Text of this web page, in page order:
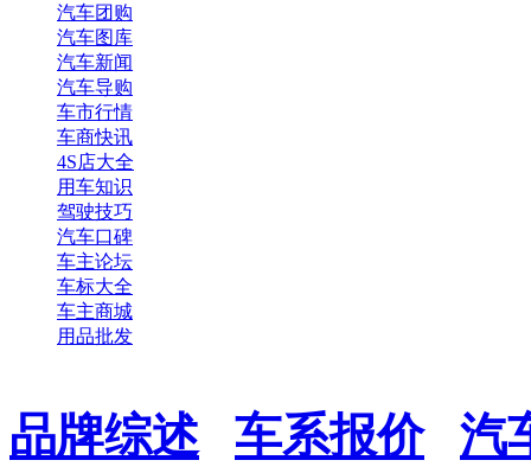
汽车团购
汽车图库
汽车新闻
汽车导购
车市行情
车商快讯
4S店大全
用车知识
驾驶技巧
汽车口碑
车主论坛
车标大全
车主商城
用品批发
品牌综述 车系报价
汽